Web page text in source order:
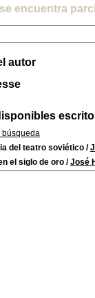
encuentra
autor
búsqueda
del teatro soviético /
el siglo de oro /José